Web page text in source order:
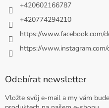
+420602166787
+420774294210
https://www.facebook.com/
https://
Odebírat newsletter
Vložte svůj e-mail a my vám